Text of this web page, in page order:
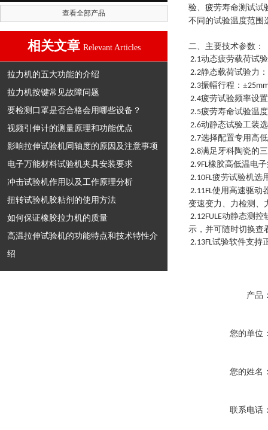
查看全部产品
相关文章 Relevant Articles
拉力机的五大功能的介绍
拉力机按键常见故障问题
要检测口罩是否合格会用哪些设备？
视频引伸计的测量原理和功能优点
影响拉伸试验机同轴度的原因及注意事项
电子万能材料试验机夹具安装要求
冲击试验机作用以及工作原理分析
扭转试验机胶粘剂的使用方法
如何保证橡胶拉力机的质量
高温拉伸试验机的功能特点和技术特性介
绍
验、疲劳寿命测试试
不同的试验温度范围
二、主要技术参数：
2.1动态疲劳载荷试
2.2静态载荷试验力：
2.3振幅行程：±
2.4疲劳试验频率设
2.5疲劳寿命试验温
2.6动静态试验工装
2.7选择配置专用高
2.8满足牙科陶瓷的
2.9FL橡胶高低温电
2.10FL疲劳试验机选
2.11FL使用高速驱动
变速变力、力检测、
2.12FULE动静态测控
示，并可随时切换查
2.13FL试验软件支持
产品
您的单位
您的姓名
联系电话